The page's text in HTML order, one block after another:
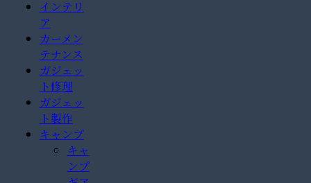
インテリ
ア
カーメン
テナンス
ガジェッ
ト修理
ガジェッ
ト製作
キャンプ
キャ
ンプ